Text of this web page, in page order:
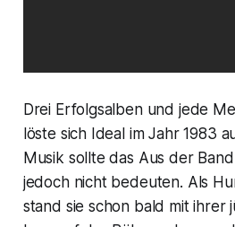
Drei Erfolgsalben und jede
löste sich Ideal im Jahr 1983
Musik sollte das Aus der
jedoch nicht bedeuten. Als
stand sie schon bald mit ihrer